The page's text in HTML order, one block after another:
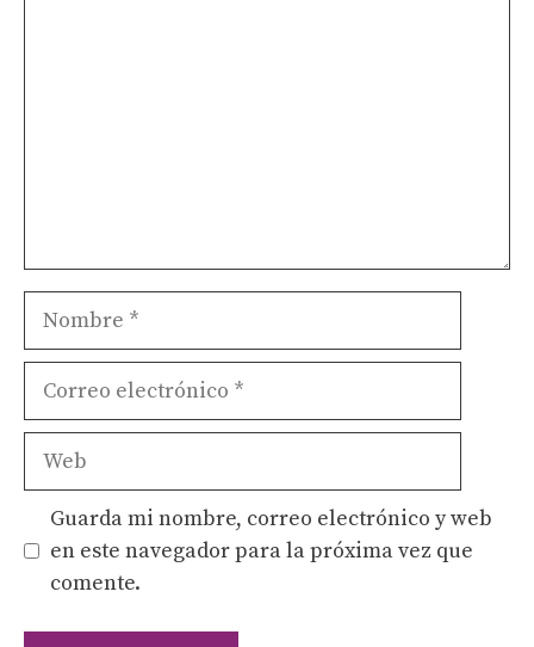
Nombre
Correo
Web
Guarda mi nombre, correo electrónico y web
en este navegador para la próxima vez que
comente.